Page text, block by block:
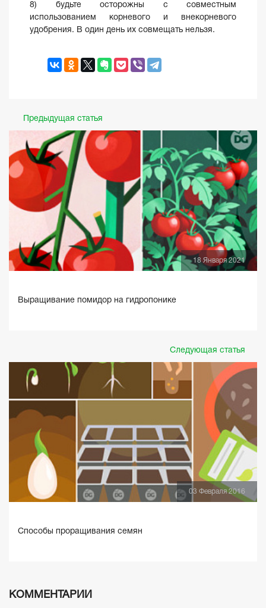
8) будьте осторожны с совместным
использованием корневого и внекорневого
удобрения. В один день их совмещать нельзя.
Предыдущая статья
18 Января 2021
Выращивание помидор на гидропонике
Следующая статья
03 Февраля 2016
Способы проращивания семян
КОММЕНТАРИИ